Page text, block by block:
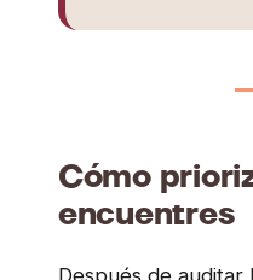
Cómo
encuentres